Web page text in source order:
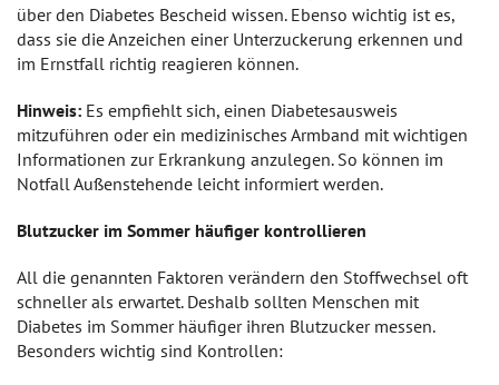
über den Diabetes Bescheid wissen. Ebenso wichtig ist es,
dass sie die Anzeichen einer Unterzuckerung erkennen und
im Ernstfall richtig reagieren können.
Hinweis: Es empfiehlt sich, einen Diabetesausweis
mitzuführen oder ein medizinisches Armband mit wichtigen
Informationen zur Erkrankung anzulegen. So können im
Notfall Außenstehende leicht informiert werden.
Blutzucker im Sommer häufiger kontrollieren
All die genannten Faktoren verändern den Stoffwechsel oft
schneller als erwartet. Deshalb sollten Menschen mit
Diabetes im Sommer häufiger ihren Blutzucker messen.
Besonders wichtig sind Kontrollen: